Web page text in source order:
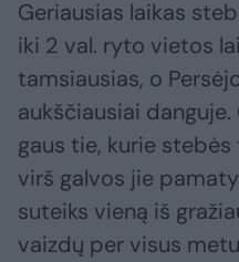
Geriausias laikas
iki 2 val. ryto vietos
tamsiausias, o
aukščiausiai
gaus tie, kurie
virš galvos jie
suteiks vieną iš
vaizdų per visus